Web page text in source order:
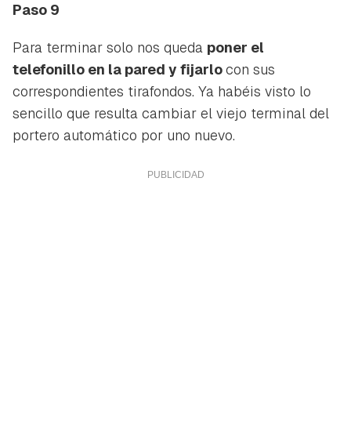
Paso 9
Para terminar solo nos queda poner el
telefonillo en la pared y fijarlocon sus
correspondientes tirafondos. Ya habéis visto lo
sencillo que resulta cambiar el viejo terminal del
portero automático por uno nuevo.